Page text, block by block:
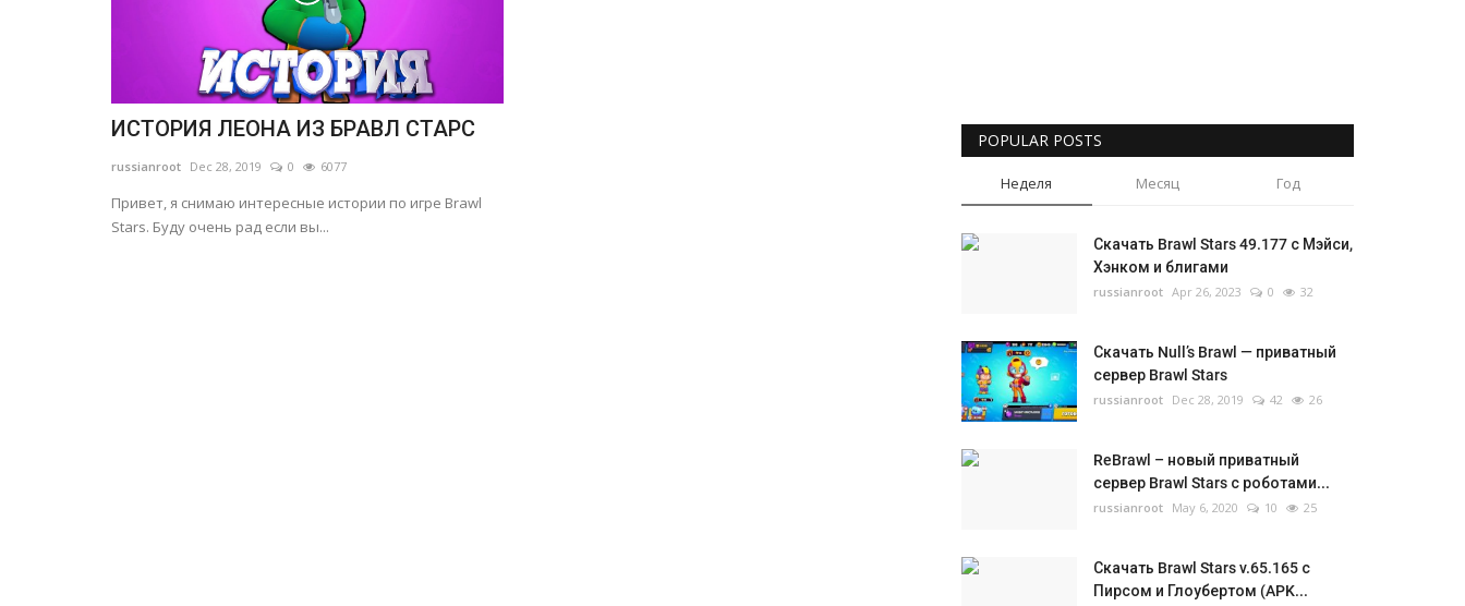
ИСТОРИЯ ЛЕОНА ИЗ БРАВЛ СТАРС
russianroot Dec 28, 2019 0 6077
Привет, я снимаю интересные истории по игре Brawl
Stars. Буду очень рад если вы...
POPULAR POSTS
Неделя Месяц Год
Скачать Brawl Stars 49.177 с Мэйси,
Хэнком и блигами
russianroot Apr 26, 2023 0 32
Скачать Null’s Brawl — приватный
сервер Brawl Stars
russianroot Dec 28, 2019 42 26
ReBrawl – новый приватный
сервер Brawl Stars с роботами...
russianroot May 6, 2020 10 25
Скачать Brawl Stars v.65.165 с
Пирсом и Глоубертом (APK...